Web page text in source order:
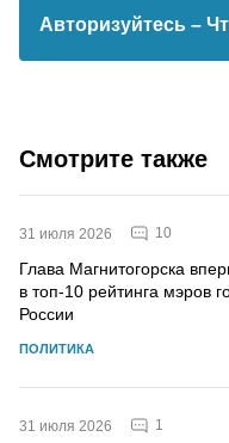
Авторизуйтесь –
Смотрите также
31 июля 2026 10
Глава Магнитогорска
в топ-10 рейтинга мэров
России
ПОЛИТИКА
31 июля 2026 1